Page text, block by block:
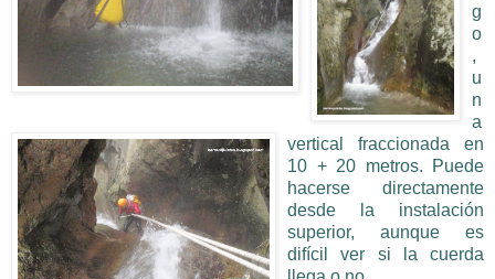
g
o
,
u
n
a
vertical fraccionada en
10 + 20 metros. Puede
hacerse directamente
desde la instalación
superior, aunque es
difícil ver si la cuerda